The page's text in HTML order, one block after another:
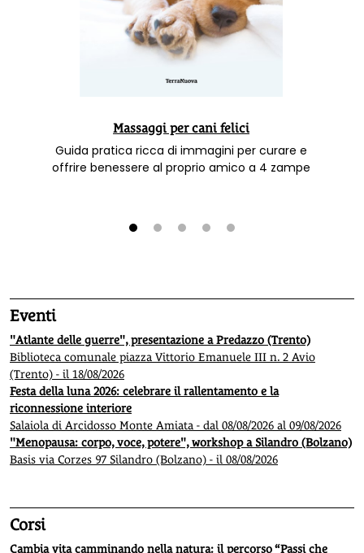
Massaggi per cani felici
Guida pratica ricca di immagini per curare e
offrire benessere al proprio amico a 4 zampe
Eventi
"Atlante delle guerre", presentazione a Predazzo (Trento)
Biblioteca comunale piazza Vittorio Emanuele III n. 2 Avio
(Trento) - il 18/08/2026
Festa della luna 2026: celebrare il rallentamento e la
riconnessione interiore
Salaiola di Arcidosso Monte Amiata - dal 08/08/2026 al 09/08/2026
"Menopausa: corpo, voce, potere", workshop a Silandro (Bolzano)
Basis via Corzes 97 Silandro (Bolzano) - il 08/08/2026
Corsi
Cambia vita camminando nella natura: il percorso “Passi che